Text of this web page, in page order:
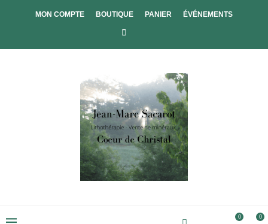
MON COMPTE BOUTIQUE PANIER ÉVÉNEMENTS
0 0